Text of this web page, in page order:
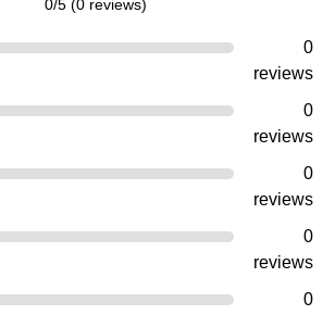
0/5 (0 reviews)
0
reviews
0
reviews
0
reviews
0
reviews
0